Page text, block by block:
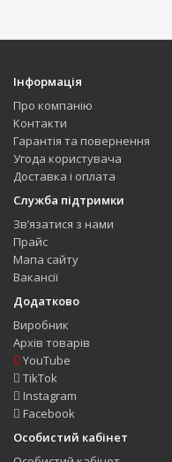
Інформація
Про компанію
Контакти
Гарантія та повернення
Угода користувача
Доставка і оплата
Служба підтримки
Зв’язатися з нами
Прайс
Мапа сайту
Вакансії
Додатково
Виробник
Архів товарів
YouTube
TikTok
Instagram
Facebook
Особистий кабінет